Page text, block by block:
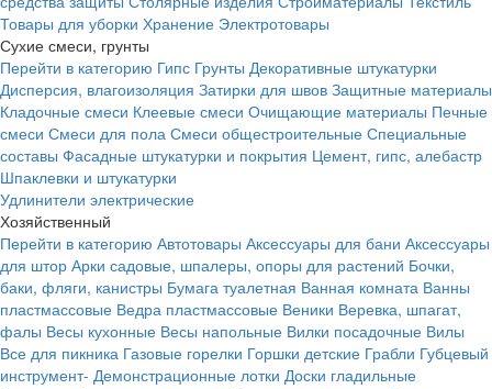
Товары для уборки Хранение Электротовары
Сухие смеси, грунты
Перейти в категорию Гипс Грунты Декоративные штукатурки
Дисперсия, влагоизоляция Затирки для швов Защитные материалы
Кладочные смеси Клеевые смеси Очищающие материалы Печные
смеси Смеси для пола Смеси общестроительные Специальные
составы Фасадные штукатурки и покрытия Цемент, гипс, алебастр
Шпаклевки и штукатурки
Удлинители электрические
Хозяйственный
Перейти в категорию Автотовары Аксессуары для бани Аксессуары
для штор Арки садовые, шпалеры, опоры для растений Бочки,
баки, фляги, канистры Бумага туалетная Ванная комната Ванны
пластмассовые Ведра пластмассовые Веники Веревка, шпагат,
фалы Весы кухонные Весы напольные Вилки посадочные Вилы
Все для пикника Газовые горелки Горшки детские Грабли Губцевый
инструмент- Демонстрационные лотки Доски гладильные